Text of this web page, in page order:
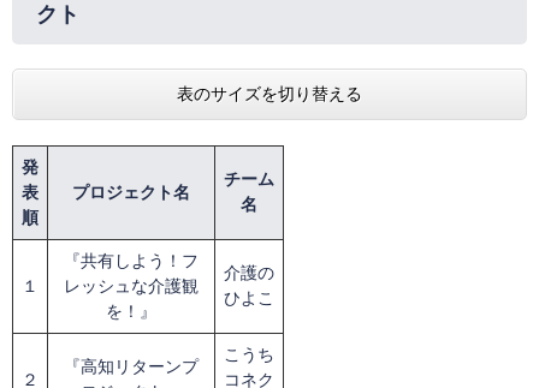
クト
表のサイズを切り替える
発
表
順
プロジェクト名
チーム
名
１
『共有しよう！フ
レッシュな介護観
を！』
介護の
ひよこ
２
『高知リターンプ
こうち
コネク